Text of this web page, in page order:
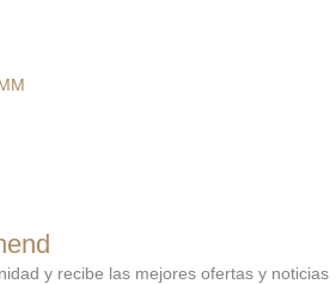
y recibe las mejores ofertas y noticias